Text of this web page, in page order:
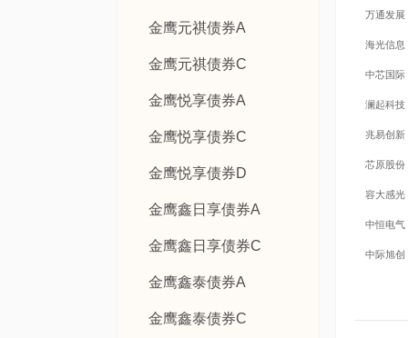
金鹰元祺债券A
金鹰元祺债券C
金鹰悦享债券A
金鹰悦享债券C
金鹰悦享债券D
金鹰鑫日享债券A
金鹰鑫日享债券C
金鹰鑫泰债券A
金鹰鑫泰债券C
万通发展
海光信息
中芯国际
澜起科技
兆易创新
芯原股份
容大感光
中恒电气
中际旭创